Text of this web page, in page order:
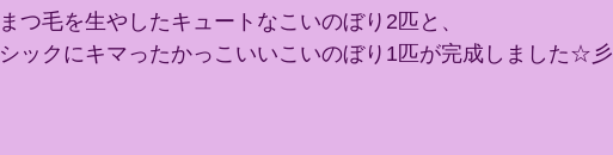
まつ毛を生やしたキュートなこいのぼり2匹と、
シックにキマったかっこいいこいのぼり1匹が完成しました☆彡